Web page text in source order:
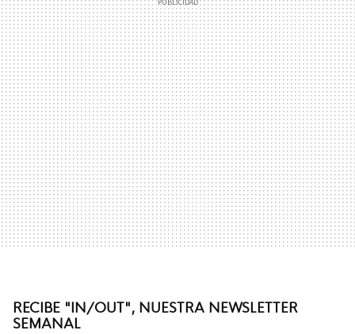
RECIBE "IN/OUT", NUESTRA NEWSLETTER
SEMANAL